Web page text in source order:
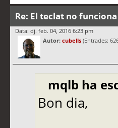
Re: El teclat no
Data: dj. feb. 04, 2016 6:23 pm
Autor: cubells (Entrades:
mqlb ha
Bon dia,